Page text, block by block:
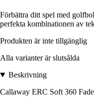
Förbättra ditt spel med
perfekta kombinationen av
Produkten är inte tillgänglig
Alla varianter är slutsålda
Beskrivning
Callaway ERC Soft 360